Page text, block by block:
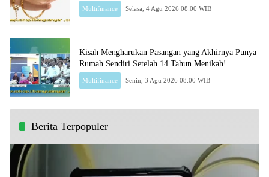
Multifinance Selasa, 4 Agu 2026 08:00 WIB
Kisah Mengharukan Pasangan yang Akhirnya Punya
Rumah Sendiri Setelah 14 Tahun Menikah!
Multifinance Senin, 3 Agu 2026 08:00 WIB
Berita Terpopuler